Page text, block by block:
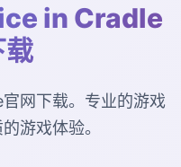
in Cradle
载
网下载。专业的游戏
游戏体验。